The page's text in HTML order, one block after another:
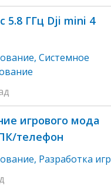
5.8 ГГц Dji mini 4
, Системное
игрового мода
телефон
, Разработка игр